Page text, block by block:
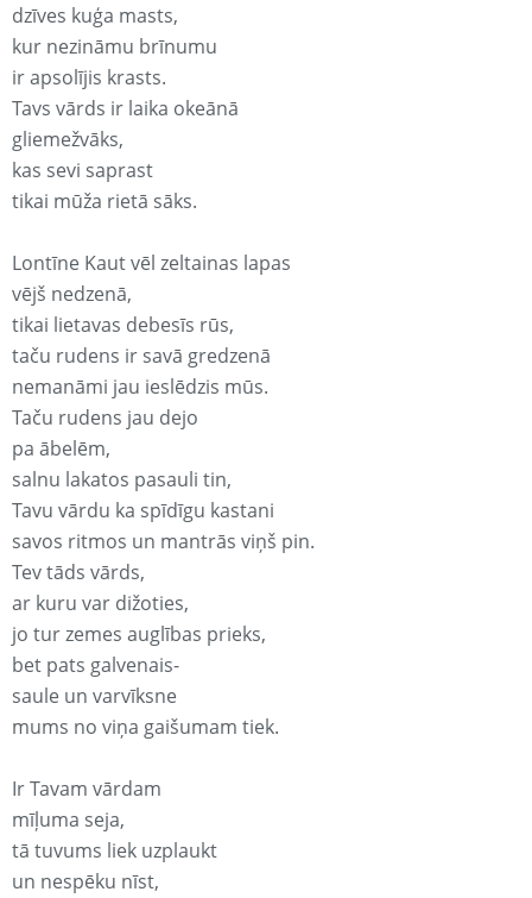
dzīves kuģa masts,
kur nezināmu brīnumu
ir apsolījis krasts.
Tavs vārds ir laika okeānā
gliemežvāks,
kas sevi saprast
tikai mūža rietā sāks.
Lontīne Kaut vēl zeltainas lapas
vējš nedzenā,
tikai lietavas debesīs rūs,
taču rudens ir savā gredzenā
nemanāmi jau ieslēdzis mūs.
Taču rudens jau dejo
pa ābelēm,
salnu lakatos pasauli tin,
Tavu vārdu ka spīdīgu kastani
savos ritmos un mantrās viņš pin.
Tev tāds vārds,
ar kuru var dižoties,
jo tur zemes auglības prieks,
bet pats galvenais-
saule un varvīksne
mums no viņa gaišumam tiek.
Ir Tavam vārdam
mīļuma seja,
tā tuvums liek uzplaukt
un nespēku nīst,